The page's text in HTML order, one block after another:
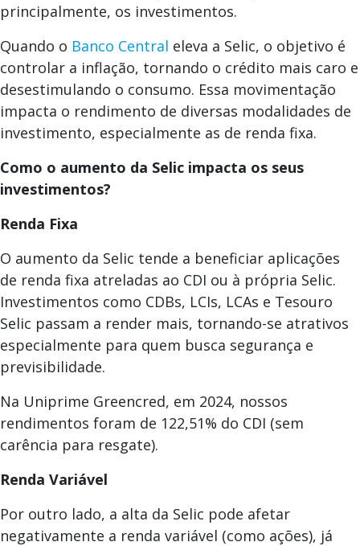
principalmente, os investimentos.
Quando o Banco Central eleva a Selic, o objetivo é
controlar a inflação, tornando o crédito mais caro e
desestimulando o consumo. Essa movimentação
impacta o rendimento de diversas modalidades de
investimento, especialmente as de renda fixa.
Como o aumento da Selic impacta os seus
investimentos?
Renda Fixa
O aumento da Selic tende a beneficiar aplicações
de renda fixa atreladas ao CDI ou à própria Selic.
Investimentos como CDBs, LCIs, LCAs e Tesouro
Selic passam a render mais, tornando-se atrativos
especialmente para quem busca segurança e
previsibilidade.
Na Uniprime Greencred, em 2024, nossos
rendimentos foram de 122,51% do CDI (sem
carência para resgate).
Renda Variável
Por outro lado, a alta da Selic pode afetar
negativamente a renda variável (como ações), já